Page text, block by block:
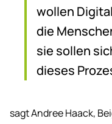
wollen
die
sie sollen
dieses
sagt Andree Haack,